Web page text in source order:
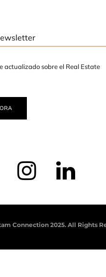
actualizado sobre el Real Estate
Connection 2025. All Rights